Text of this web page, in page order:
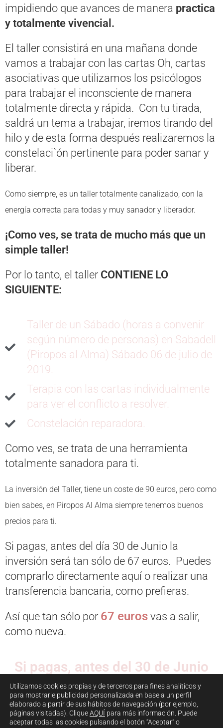
impidiendo que avances de manera practica
y totalmente vivencial.
El taller consistirá en una mañana donde
vamos a trabajar con las cartas Oh, cartas
asociativas que utilizamos los psicólogos
para trabajar el inconsciente de manera
totalmente directa y rápida. Con tu tirada,
saldrá un tema a trabajar, iremos tirando del
hilo y de esta forma después realizaremos la
constelaci`ón pertinente para poder sanar y
liberar.
Como siempre, es un taller totalmente canalizado, con la
energía correcta para todas y muy sanador y liberador.
¡Como ves, se trata de mucho más que un
simple taller!
Por lo tanto, el taller CONTIENE LO
SIGUIENTE:
Taller de un Sábado (horas a convenir
según número de personas) en Sabadell
(Piropos al Alma) Sábado 06 de julio de
2019.
Terapia con las cartas individualmente
para ver el conflicto a resolver.
Constelación reparadora.
Como ves, se trata de una herramienta
totalmente sanadora para ti.
La inversión del Taller, tiene un coste de 90 euros, pero como
bien sabes, en Piropos Al Alma siempre tenemos buenos
precios para ti.
Si pagas, antes del día 30 de Junio la
inversión será tan sólo de 67 euros. Puedes
comprarlo directamente aquí o realizar una
transferencia bancaria, como prefieras.
Así que tan sólo por 67 euros vas a salir,
como nueva.
Si pagas, antes del 30 de Junio
tan sólo tendrás que invertir
67 euros
Utilizamos cookies propias y de terceros para fines analíticos y
para mostrarle publicidad personalizada en base a un perfil
elaborado a partir de sus hábitos de navegación (por ejemplo,
páginas visitadas). CliqueAQUÍ para más información. Puede
aceptar todas las cookies pulsando el botón “Aceptar” o